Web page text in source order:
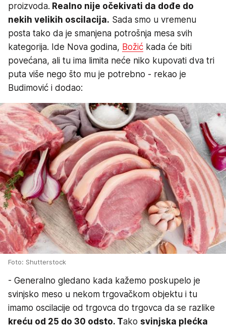
proizvoda. Realno nije očekivati da dođe do
nekih velikih oscilacija. Sada smo u vremenu
posta tako da je smanjena potrošnja mesa svih
kategorija. Ide Nova godina, Božić kada će biti
povećana, ali tu ima limita neće niko kupovati dva tri
puta više nego što mu je potrebno - rekao je
Budimović i dodao:
Foto: Shutterstock
- Generalno gledano kada kažemo poskupelo je
svinjsko meso u nekom trgovačkom objektu i tu
imamo oscilacije od trgovca do trgovca da se razlike
kreću od 25 do 30 odsto. Tako svinjska plećka